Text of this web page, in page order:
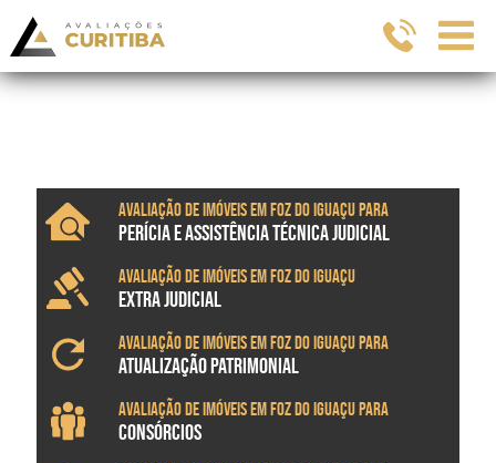
Avaliação de imóveis em Foz do Iguaçu para
PERÍCIA E ASSISTÊNCIA TÉCNICA JUDICIAL
Avaliação de imóveis em Foz do Iguaçu
EXTRA JUDICIAL
Avaliação de imóveis em Foz do Iguaçu para
ATUALIZAÇÃO PATRIMONIAL
Avaliação de imóveis em Foz do Iguaçu para
CONSÓRCIOS